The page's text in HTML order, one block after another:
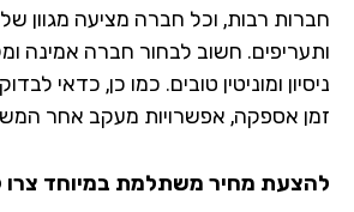
רבות, וכל חברה מציעה מגוון של
חשוב לבחור חברה אמינה
ומוניטין טובים. כמו כן, כדאי לבדוק
אספקה, אפשרויות מעקב אחר המשלוח
מחיר משתלמת במיוחד צרו קשר